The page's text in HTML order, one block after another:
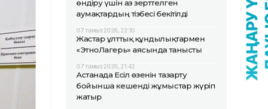
өндіру үшін аз зерттелген
аумақтардың тізбесі бекітілді
07 тамыз 2026, 22:10
Жастар ұлттық құндылықтармен
«ЭтноЛагерь» аясында танысты
07 тамыз 2026, 21:42
Астанада Есіл өзенін тазарту
бойынша кешенді жұмыстар жүріп
жатыр